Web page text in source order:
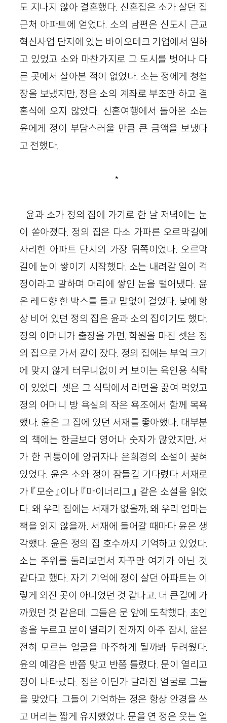
도 지나지 않아 결혼했다. 신혼집은 소가 살던 집
근처 아파트에 얻었다. 소의 남편은 신도시 근교
혁신사업 단지에 있는 바이오테크 기업에서 일하
고 있었고 소와 마찬가지로 그 도시를 벗어나 다
른 곳에서 살아본 적이 없었다. 소는 정에게 청첩
장을 보냈지만, 정은 소의 계좌로 부조만 하고 결
혼식에 오지 않았다. 신혼여행에서 돌아온 소는
윤에게 정이 부담스러울 만큼 큰 금액을 보냈다
고 전했다.
*
윤과 소가 정의 집에 가기로 한 날 저녁에는 눈
이 쏟아졌다. 정의 집은 다소 가파른 오르막길에
자리한 아파트 단지의 가장 뒤쪽이었다. 오르막
길에 눈이 쌓이기 시작했다. 소는 내려갈 일이 걱
정이라고 말하며 머리에 쌓인 눈을 털어냈다. 윤
은 레드향 한 박스를 들고 말없이 걸었다. 낮에 항
상 비어 있던 정의 집은 윤과 소의 집이기도 했다.
정의 어머니가 출장을 가면, 학원을 마친 셋은 정
의 집으로 가서 같이 잤다. 정의 집에는 부엌 크기
에 맞지 않게 터무니없이 커 보이는 육인용 식탁
이 있었다. 셋은 그 식탁에서 라면을 끓여 먹었고
정의 어머니 방 욕실의 작은 욕조에서 함께 목욕
했다. 윤은 그 집에 있던 서재를 좋아했다. 대부분
의 책에는 한글보다 영어나 숫자가 많았지만, 서
가 한 귀퉁이에 양귀자나 은희경의 소설이 꽂혀
있었다. 윤은 소와 정이 잠들길 기다렸다 서재로
가 『모순』이나 『마이너리그』 같은 소설을 읽었
다. 왜 우리 집에는 서재가 없을까, 왜 우리 엄마는
책을 읽지 않을까. 서재에 들어갈 때마다 윤은 생
각했다. 윤은 정의 집 호수까지 기억하고 있었다.
소는 주위를 둘러보면서 자꾸만 여기가 아닌 것
같다고 했다. 자기 기억에 정이 살던 아파트는 이
렇게 외진 곳이 아니었던 것 같다고. 더 큰길에 가
까웠던 것 같은데. 그들은 문 앞에 도착했다. 초인
종을 누르고 문이 열리기 전까지 아주 잠시, 윤은
전혀 모르는 얼굴을 마주하게 될까봐 두려웠다.
윤의 예감은 반쯤 맞고 반쯤 틀렸다. 문이 열리고
정이 나타났다. 정은 어딘가 달라진 얼굴로 그들
을 맞았다. 그들이 기억하는 정은 항상 안경을 쓰
고 머리는 짧게 유지했었다. 문을 연 정은 웃는 얼